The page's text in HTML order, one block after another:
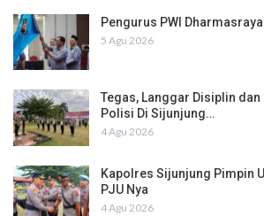
Pengurus PWI
5 Agu 2026
Tegas, Langgar Disiplin dan
Polisi Di Sijunjung…
4 Agu 2026
Kapolres Sijunjung Pimpin
PJU Nya
4 Agu 2026